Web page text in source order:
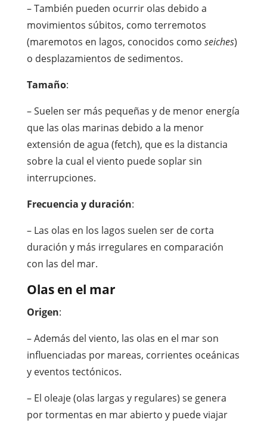
– También pueden ocurrir olas debido a
movimientos súbitos, como terremotos
(maremotos en lagos, conocidos como seiches)
o desplazamientos de sedimentos.
Tamaño:
– Suelen ser más pequeñas y de menor energía
que las olas marinas debido a la menor
extensión de agua (fetch), que es la distancia
sobre la cual el viento puede soplar sin
interrupciones.
Frecuencia y duración:
– Las olas en los lagos suelen ser de corta
duración y más irregulares en comparación
con las del mar.
Olas en el mar
Origen:
– Además del viento, las olas en el mar son
influenciadas por mareas, corrientes oceánicas
y eventos tectónicos.
– El oleaje (olas largas y regulares) se genera
por tormentas en mar abierto y puede viajar